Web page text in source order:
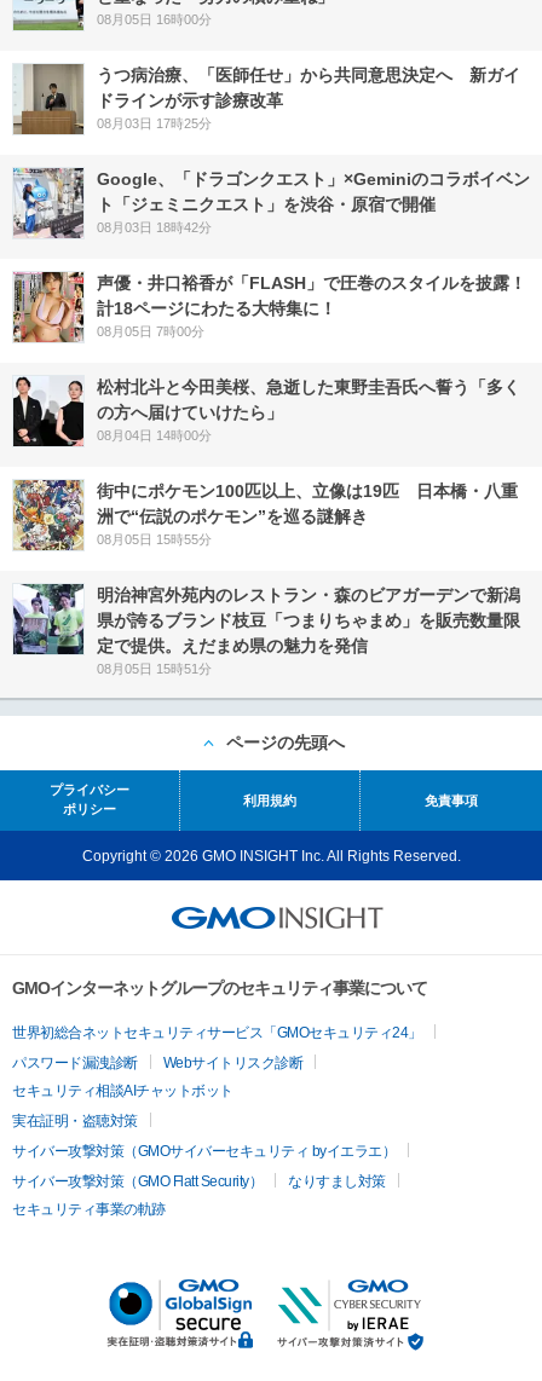
08月05日 16時00分
うつ病治療、「医師任せ」から共同意思決定へ 新ガイ
ドラインが示す診療改革
08月03日 17時25分
Google、「ドラゴンクエスト」×Geminiのコラボイベン
ト「ジェミニクエスト」を渋谷・原宿で開催
08月03日 18時42分
声優・井口裕香が「FLASH」で圧巻のスタイルを披露！
計18ページにわたる大特集に！
08月05日 7時00分
松村北斗と今田美桜、急逝した東野圭吾氏へ誓う「多く
の方へ届けていけたら」
08月04日 14時00分
街中にポケモン100匹以上、立像は19匹 日本橋・八重
洲で“伝説のポケモン”を巡る謎解き
08月05日 15時55分
明治神宮外苑内のレストラン・森のビアガーデンで新潟
県が誇るブランド枝豆「つまりちゃまめ」を販売数量限
定で提供。えだまめ県の魅力を発信
08月05日 15時51分
ページの先頭へ
プライバシー
ポリシー
利用規約 免責事項
Copyright © 2026 GMO INSIGHT Inc. All Rights Reserved.
GMOインターネットグループのセキュリティ事業について
世界初総合ネットセキュリティサービス「GMOセキュリティ24」
パスワード漏洩診断
Webサイトリスク診断
セキュリティ相談AIチャットボット
実在証明・盗聴対策
サイバー攻撃対策（GMOサイバーセキュリティ byイエラエ）
サイバー攻撃対策（GMO Flatt Security）
なりすまし対策
セキュリティ事業の軌跡